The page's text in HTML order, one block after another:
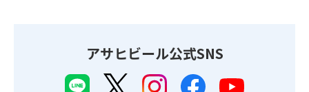
アサヒビール公式SNS